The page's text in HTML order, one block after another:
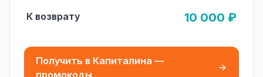
К возврату 10 000 ₽
Получить в Капиталина —
промокоды